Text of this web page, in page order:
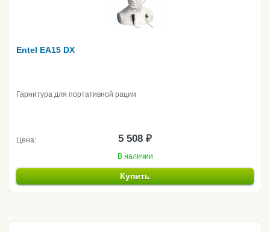
Entel EA15 DX
Гарнитура для портативной рации
Цена: 5 508 ₽
В наличии
Купить